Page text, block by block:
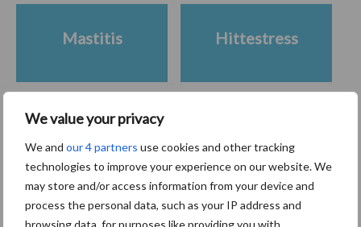
We value your privacy
We and our 4 partners use cookies and other tracking
technologies to improve your experience on our website. We
may store and/or access information from your device and
process the personal data, such as your IP address and
browsing data, for purposes like providing you with
PrimaireRecent nieuws Partner nieuws
Mastitis Hittestress
Toon meer